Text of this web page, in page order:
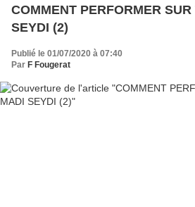
COMMENT PERFORMER
SEYDI (2)
Publié le 01/07/2020 à 07:40
Par F Fougerat